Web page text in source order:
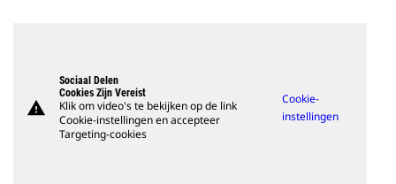
warning
Sociaal Delen
Cookies Zijn Vereist
Klik om video's te bekijken op de link
Cookie-instellingen en accepteer
Targeting-cookies
Cookie-
instellingen